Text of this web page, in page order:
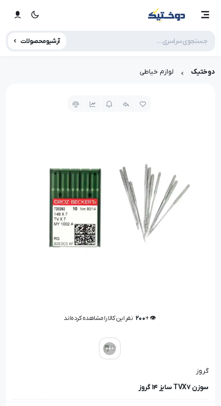
آرشیو محصولات
دوختیک لوازم خیاطی
👁️ +
200 نفر این کالا را مشاهده کرده‌اند
گروز
سوزن TVX7 سایز 14 گروز